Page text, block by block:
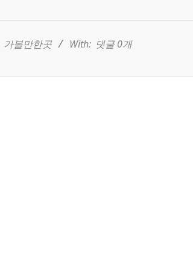
가볼만한곳 With: 댓글 0개